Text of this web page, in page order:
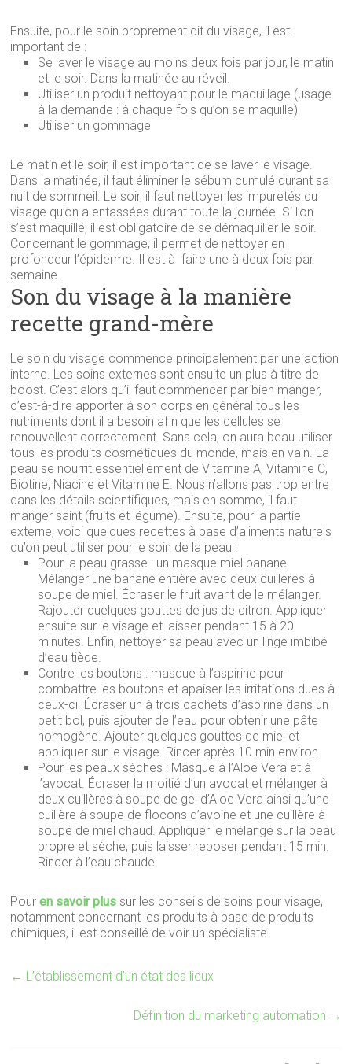
Ensuite, pour le soin proprement dit du visage, il est
important de :
Se laver le visage au moins deux fois par jour, le matin
et le soir. Dans la matinée au réveil.
Utiliser un produit nettoyant pour le maquillage (usage
à la demande : à chaque fois qu’on se maquille)
Utiliser un gommage
Le matin et le soir, il est important de se laver le visage.
Dans la matinée, il faut éliminer le sébum cumulé durant sa
nuit de sommeil. Le soir, il faut nettoyer les impuretés du
visage qu’on a entassées durant toute la journée. Si l’on
s’est maquillé, il est obligatoire de se démaquiller le soir.
Concernant le gommage, il permet de nettoyer en
profondeur l’épiderme. Il est à faire une à deux fois par
semaine.
Son du visage à la manière
recette grand-mère
Le soin du visage commence principalement par une action
interne. Les soins externes sont ensuite un plus à titre de
boost. C’est alors qu’il faut commencer par bien manger,
c’est-à-dire apporter à son corps en général tous les
nutriments dont il a besoin afin que les cellules se
renouvellent correctement. Sans cela, on aura beau utiliser
tous les produits cosmétiques du monde, mais en vain. La
peau se nourrit essentiellement de Vitamine A, Vitamine C,
Biotine, Niacine et Vitamine E. Nous n’allons pas trop entre
dans les détails scientifiques, mais en somme, il faut
manger saint (fruits et légume). Ensuite, pour la partie
externe, voici quelques recettes à base d’aliments naturels
qu’on peut utiliser pour le soin de la peau :
Pour la peau grasse : un masque miel banane.
Mélanger une banane entière avec deux cuillères à
soupe de miel. Écraser le fruit avant de le mélanger.
Rajouter quelques gouttes de jus de citron. Appliquer
ensuite sur le visage et laisser pendant 15 à 20
minutes. Enfin, nettoyer sa peau avec un linge imbibé
d’eau tiède.
Contre les boutons : masque à l’aspirine pour
combattre les boutons et apaiser les irritations dues à
ceux-ci. Écraser un à trois cachets d’aspirine dans un
petit bol, puis ajouter de l’eau pour obtenir une pâte
homogène. Ajouter quelques gouttes de miel et
appliquer sur le visage. Rincer après 10 min environ.
Pour les peaux sèches : Masque à l’Aloe Vera et à
l’avocat. Écraser la moitié d’un avocat et mélanger à
deux cuillères à soupe de gel d’Aloe Vera ainsi qu’une
cuillère à soupe de flocons d’avoine et une cuillère à
soupe de miel chaud. Appliquer le mélange sur la peau
propre et sèche, puis laisser reposer pendant 15 min.
Rincer à l’eau chaude.
Pouren savoir plus sur les conseils de soins pour visage,
notamment concernant les produits à base de produits
chimiques, il est conseillé de voir un spécialiste.
← L’établissement d’un état des lieux
Définition du marketing automation →